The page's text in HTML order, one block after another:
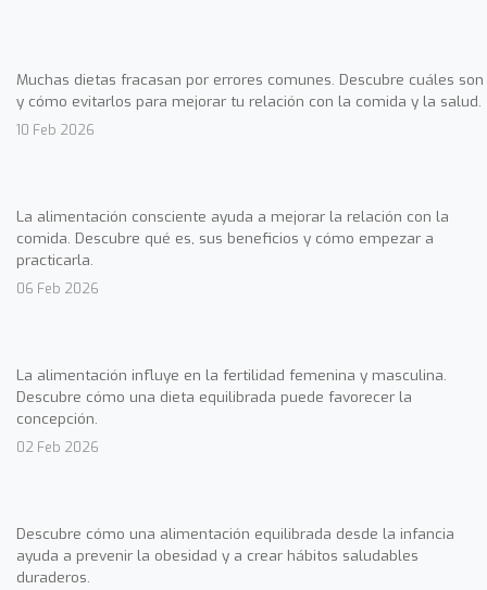
Muchas dietas fracasan por errores comunes. Descubre cuáles son
y cómo evitarlos para mejorar tu relación con la comida y la salud.
10 Feb 2026
La alimentación consciente ayuda a mejorar la relación con la
comida. Descubre qué es, sus beneficios y cómo empezar a
practicarla.
06 Feb 2026
La alimentación influye en la fertilidad femenina y masculina.
Descubre cómo una dieta equilibrada puede favorecer la
concepción.
02 Feb 2026
Descubre cómo una alimentación equilibrada desde la infancia
ayuda a prevenir la obesidad y a crear hábitos saludables
duraderos.